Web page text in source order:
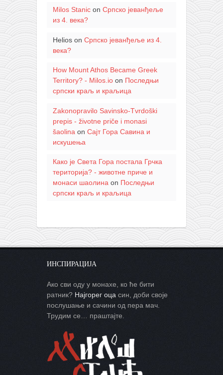
Milos Stanicon Српско јеванђеље
из 4. века?
Helioson Српско јеванђеље из 4.
века?
How Mount Athos Became Greek
Territory? - Milos.ioon Последњи
српски краљ и краљица
Zakonopravilo Savinsko-Tvrdoški
prepis - životne priče i monasi
šaolina on Сајт Гора Савина и
искушења
Како је Света Гора постала Грчка
територија? - животне приче и
монаси шаолинаon Последњи
српски краљ и краљица
ИНСПИРАЦИЈА
Ако сви оду у монахе, ко ће бити
ратник? Најгорег оца син, доби своје
послушање и сачини од пера мач.
Трудим се… праштајте.